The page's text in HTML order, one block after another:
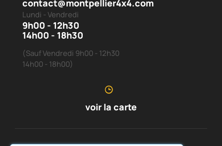
contact@montpellier4x4.com
Lundi - Vendredi
9h00 - 12h30
14h00 - 18h30
(Sauf Vendredi 9h00 - 12h30
14h00 - 18h00)
voir la carte